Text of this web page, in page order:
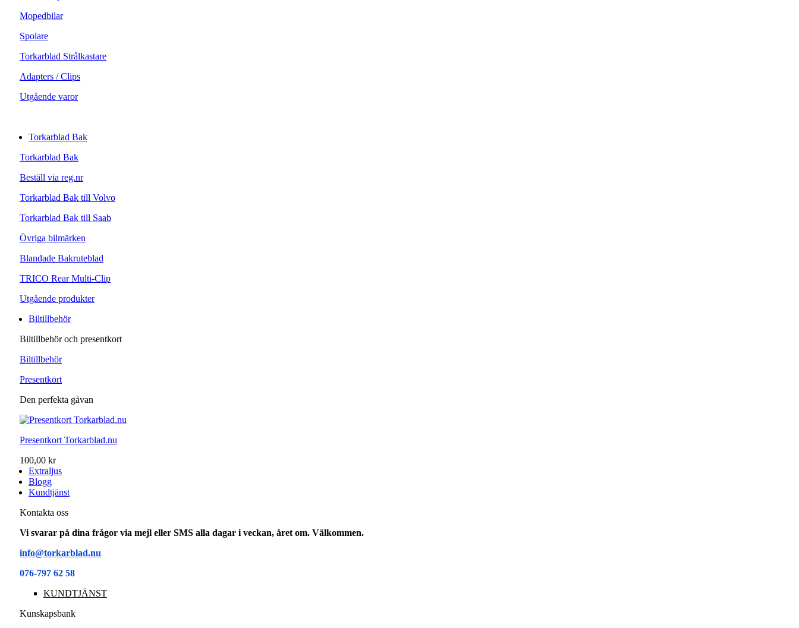
Mopedbilar
Spolare
Torkarblad Strålkastare
Adapters / Clips
Utgående varor
Torkarblad Bak
Torkarblad Bak
Beställ via reg.nr
Torkarblad Bak till Volvo
Torkarblad Bak till Saab
Övriga bilmärken
Blandade Bakruteblad
TRICO Rear Multi-Clip
Utgående produkter
Biltillbehör
Biltillbehör och presentkort
Biltillbehör
Presentkort
Den perfekta gåvan
Presentkort Torkarblad.nu
100,00 kr
Extraljus
Blogg
Kundtjänst
Kontakta oss
Vi svarar på dina frågor via mejl eller SMS alla dagar i veckan, året om. Välkommen.
info@torkarblad.nu
076-797 62 58
KUNDTJÄNST
Kunskapsbank